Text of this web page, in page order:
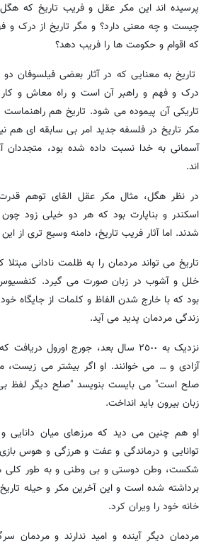
پرسیده اند این مکر عقل و فریب تاریخ که
چیست و چه معنی دارد؟ و مگر تاریخ از درک و
که اقوام و حکومت ها را فریب دهد؟
تاریخ به معنایی که در آثار بعضی فیلسوفان
درک و فهم و راهبر آن است و راه معاش و
تاریکی آن پیموده می شود. تاریخ هم
مکر تاریخ در فلسفه جدید امر بی سابقه ای
آسمانی به خدا نسبت داده شده بود، متجددان
اند.
در نظر هگل، مثال مکر عقل القای توهم
اسکندر و بناپارت بود که هر دو خیلی زود چون
شدند. اما آثار فریب تاریخ، دامنه وسیع تری از
تاریخ می تواند مردمان را به ظلمت نادانی مبتلا
خلل و آشوب در زبان صورت می گیرد.
بود که با خارج شدن الفاظ و کلمات از جایگاه
زندگی مردمان پدید می آید.
نزدیک به ٢٥٠٠ سال بعد، جورج اورول
آزادی و … می خوانند. او اگر بیشتر می
صلح است" می بایست بنویسد "صلح دیگر لفظ
زبان بیرون باید انداخت.
او هم چنین می دید که مرزهای میان
توانایی و درماندگی و عفت و هرزگی و هوس
شکست، وطن دوستی و بی وطنی و به طور کلی
برداشته شده است و این آخرین مکر و حیله تاریخ
خانه خود را ویران کرد.
مردمان دیگر آینده و امید ندارند و مردمان